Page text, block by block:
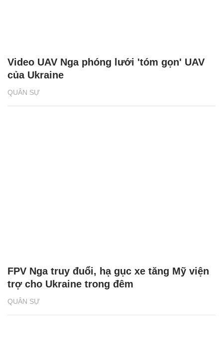
QUÂN SỰ
Video UAV Nga phóng lưới 'tóm gọn' UAV
của Ukraine
QUÂN SỰ
FPV Nga truy đuổi, hạ gục xe tăng Mỹ viện
trợ cho Ukraine trong đêm